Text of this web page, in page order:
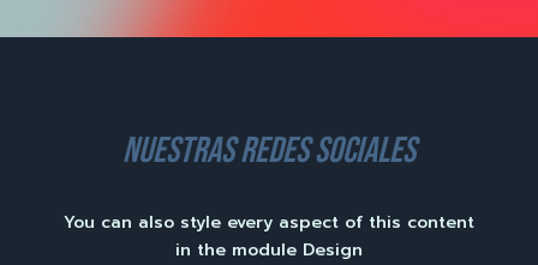
nuestras redes sociales
You can also style every aspect of this content
in the module Design